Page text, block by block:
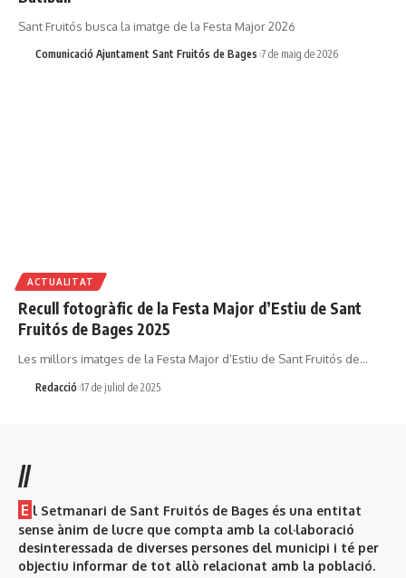
Sant Fruitós busca la imatge de la Festa Major 2026
Comunicació Ajuntament Sant Fruitós de Bages 7 de maig de 2026
ACTUALITAT
Recull fotogràfic de la Festa Major d’Estiu de Sant
Fruitós de Bages 2025
Les millors imatges de la Festa Major d’Estiu de Sant Fruitós de…
Redacció 17 de juliol de 2025
//
E l Setmanari de Sant Fruitós de Bages és una entitat
sense ànim de lucre que compta amb la col·laboració
desinteressada de diverses persones del municipi i té per
objectiu informar de tot allò relacionat amb la població.